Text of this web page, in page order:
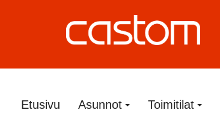
Etusivu Asunnot Toimitilat